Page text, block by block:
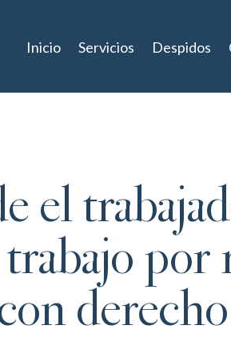
Inicio Servicios Despidos
el
por